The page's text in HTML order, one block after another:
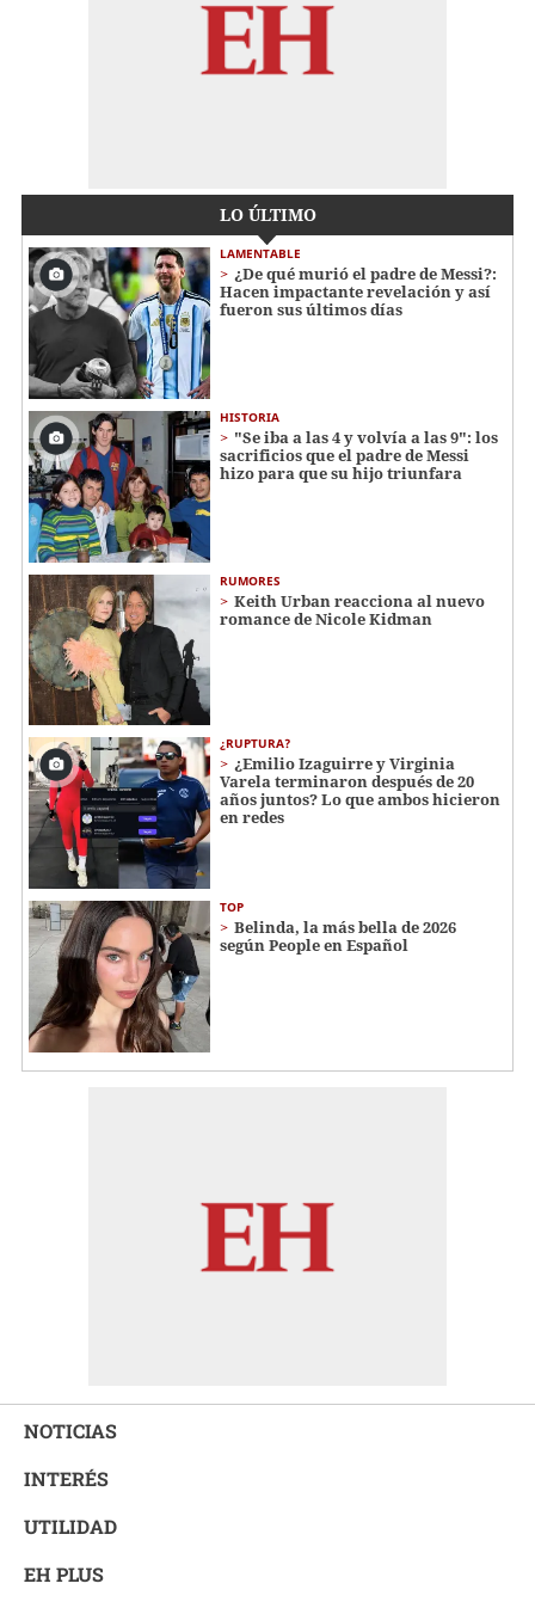
LO ÚLTIMO
LAMENTABLE
¿De qué murió el padre de Messi?:
Hacen impactante revelación y así
fueron sus últimos días
HISTORIA
"Se iba a las 4 y volvía a las 9": los
sacrificios que el padre de Messi
hizo para que su hijo triunfara
RUMORES
Keith Urban reacciona al nuevo
romance de Nicole Kidman
¿RUPTURA?
¿Emilio Izaguirre y Virginia
Varela terminaron después de 20
años juntos? Lo que ambos hicieron
en redes
TOP
Belinda, la más bella de 2026
según People en Español
NOTICIAS
INTERÉS
UTILIDAD
EH PLUS